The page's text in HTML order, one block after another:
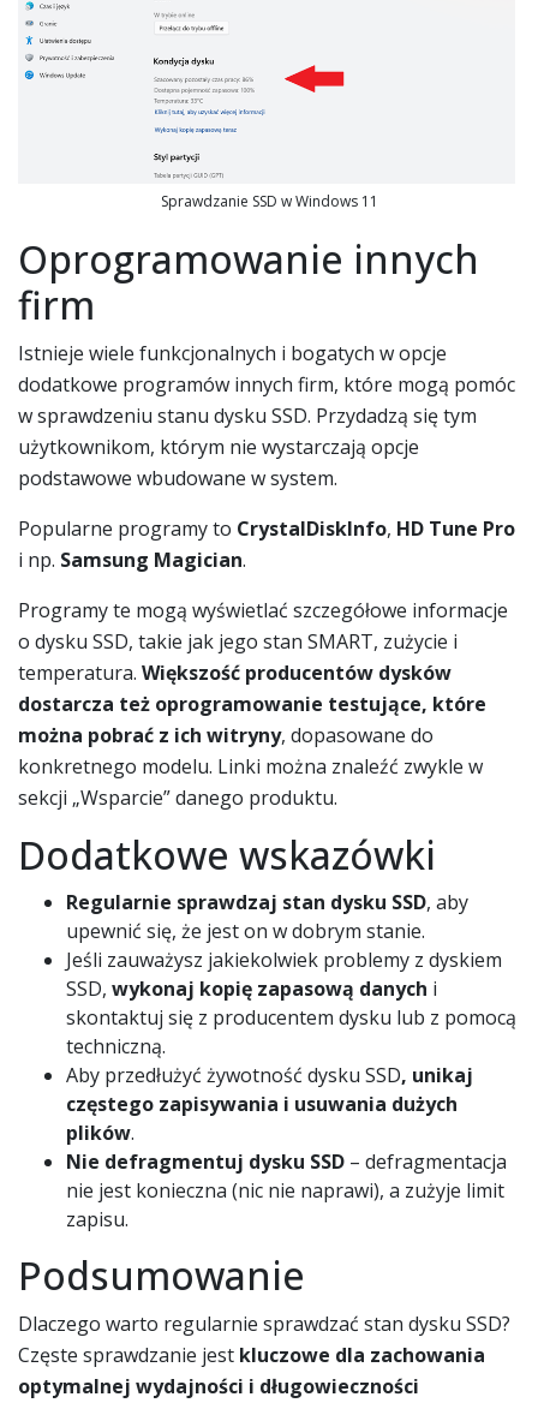
Sprawdzanie SSD w Windows 11
Oprogramowanie innych
firm
Istnieje wiele funkcjonalnych i bogatych w opcje
dodatkowe programów innych firm, które mogą pomóc
w sprawdzeniu stanu dysku SSD. Przydadzą się tym
użytkownikom, którym nie wystarczają opcje
podstawowe wbudowane w system.
Popularne programy to CrystalDiskInfo, HD Tune Pro
i np. Samsung Magician.
Programy te mogą wyświetlać szczegółowe informacje
o dysku SSD, takie jak jego stan SMART, zużycie i
temperatura. Większość producentów dysków
dostarcza też oprogramowanie testujące, które
można pobrać z ich witryny, dopasowane do
konkretnego modelu. Linki można znaleźć zwykle w
sekcji „Wsparcie” danego produktu.
Dodatkowe wskazówki
Regularnie sprawdzaj stan dysku SSD, aby
upewnić się, że jest on w dobrym stanie.
Jeśli zauważysz jakiekolwiek problemy z dyskiem
SSD, wykonaj kopię zapasową danych i
skontaktuj się z producentem dysku lub z pomocą
techniczną.
Aby przedłużyć żywotność dysku SSD, unikaj
częstego zapisywania i usuwania dużych
plików.
Nie defragmentuj dysku SSD – defragmentacja
nie jest konieczna (nic nie naprawi), a zużyje limit
zapisu.
Podsumowanie
Dlaczego warto regularnie sprawdzać stan dysku SSD?
Częste sprawdzanie jest kluczowe dla zachowania
optymalnej wydajności i długowieczności